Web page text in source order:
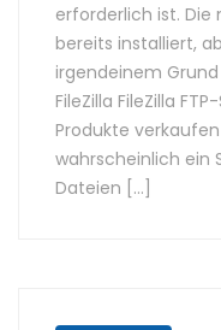
erforderlich ist.
bereits installiert,
irgendeinem
FileZilla FileZilla
Produkte
wahrscheinlich ein
Dateien […]